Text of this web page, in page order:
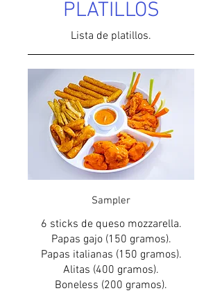
PLATILLOS
Lista de platillos.
Sampler
6 sticks de queso mozzarella.
Papas gajo (150 gramos).
Papas italianas (150 gramos).
Alitas (400 gramos).
Boneless (200 gramos).